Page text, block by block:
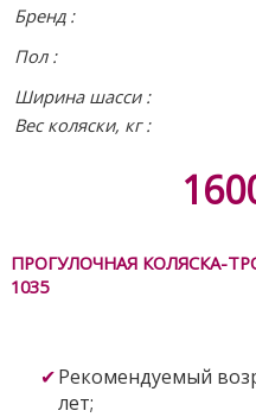
Бренд :
Пол :
Ширина шасси :
Вес коляски, кг :
ПРОГУЛОЧНАЯ КОЛЯСКА-
1035
Рекомендуемый
лет;